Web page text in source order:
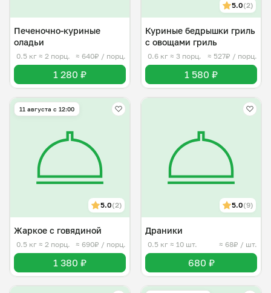
Печеночно-куриные
оладьи
0.5 кг ≈ 2 порц. ≈ 640₽ / порц.
1 280 ₽
5.0(2)
Куриные бедрышки гриль
с овощами гриль
0.6 кг ≈ 3 порц. ≈ 527₽ / порц.
1 580 ₽
11 августа с 12:00
5.0(2)
Жаркое с говядиной
0.5 кг ≈ 2 порц. ≈ 690₽ / порц.
1 380 ₽
5.0(9)
Драники
0.5 кг ≈ 10 шт. ≈ 68₽ / шт.
680 ₽